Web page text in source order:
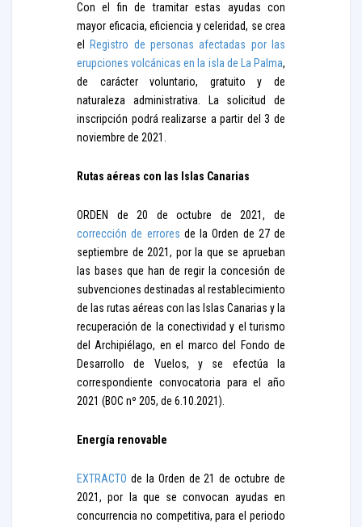
Con el fin de tramitar estas ayudas con
mayor eficacia, eficiencia y celeridad, se crea
el
Registro de personas afectadas por las
erupciones volcánicas en la isla de La Palma,
de carácter voluntario, gratuito y de
naturaleza administrativa. La solicitud de
inscripción podrá realizarse a partir del 3 de
noviembre de 2021.
Rutas aéreas con las Islas Canarias
ORDEN de 20 de octubre de 2021, de
corrección de errores de la Orden de 27 de
septiembre de 2021, por la que se aprueban
las bases que han de regir la concesión de
subvenciones destinadas al restablecimiento
de las rutas aéreas con las Islas Canarias y la
recuperación de la conectividad y el turismo
del Archipiélago, en el marco del Fondo de
Desarrollo de Vuelos, y se efectúa la
correspondiente convocatoria para el año
2021 (BOC nº 205, de 6.10.2021).
Energía renovable
EXTRACTO de la Orden de 21 de octubre de
2021, por la que se convocan ayudas en
concurrencia no competitiva, para el periodo